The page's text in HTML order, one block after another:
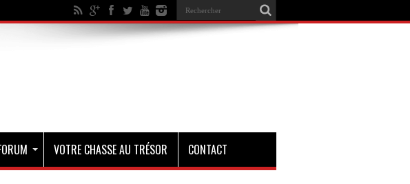
VOTRE CHASSE AU TRÉSOR CONTACT